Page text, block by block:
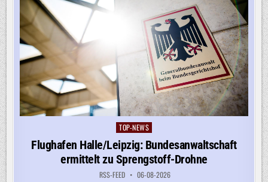
Posted
in
TOP-NEWS
Flughafen Halle/Leipzig: Bundesanwaltschaft
ermittelt zu Sprengstoff-Drohne
RSS-FEED 06-08-2026